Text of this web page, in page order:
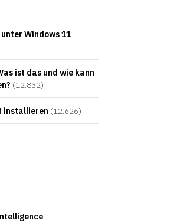
Windows 11
ist das und wie kann
(12.832)
installieren (12.626)